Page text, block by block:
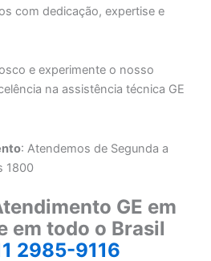
com dedicação, expertise e
e experimente o nosso
na assistência técnica GE
: Atendemos de Segunda a
1800
GE em
em todo o Brasil
2985-9116